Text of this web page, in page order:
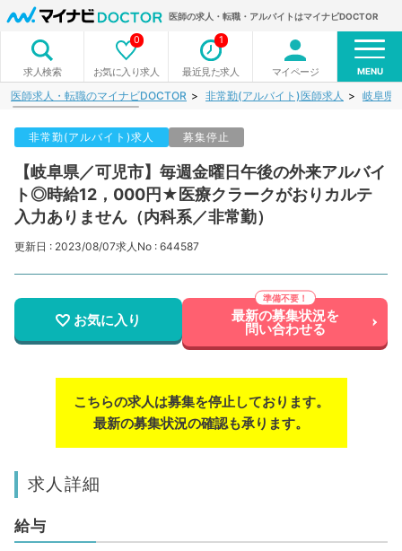
医師の求人・転職・アルバイトはマイナビDOCTOR
求人検索 お気に入り求人
0
最近見た求人
1
マイページ MENU
医師求人・転職のマイナビDOCTOR 非常勤(アルバイト)医師求人 岐阜県
非常勤(アルバイト)求人 募集停止
【岐阜県／可児市】毎週金曜日午後の外来アルバイ
ト◎時給12，000円★医療クラークがおりカルテ
入力ありません（内科系／非常勤）
更新日 : 2023/08/07求人No : 644587
お気に入り 最新の募集状況を
問い合わせる
こちらの求人は募集を停止しております。
最新の募集状況の確認も承ります。
求人詳細
給与